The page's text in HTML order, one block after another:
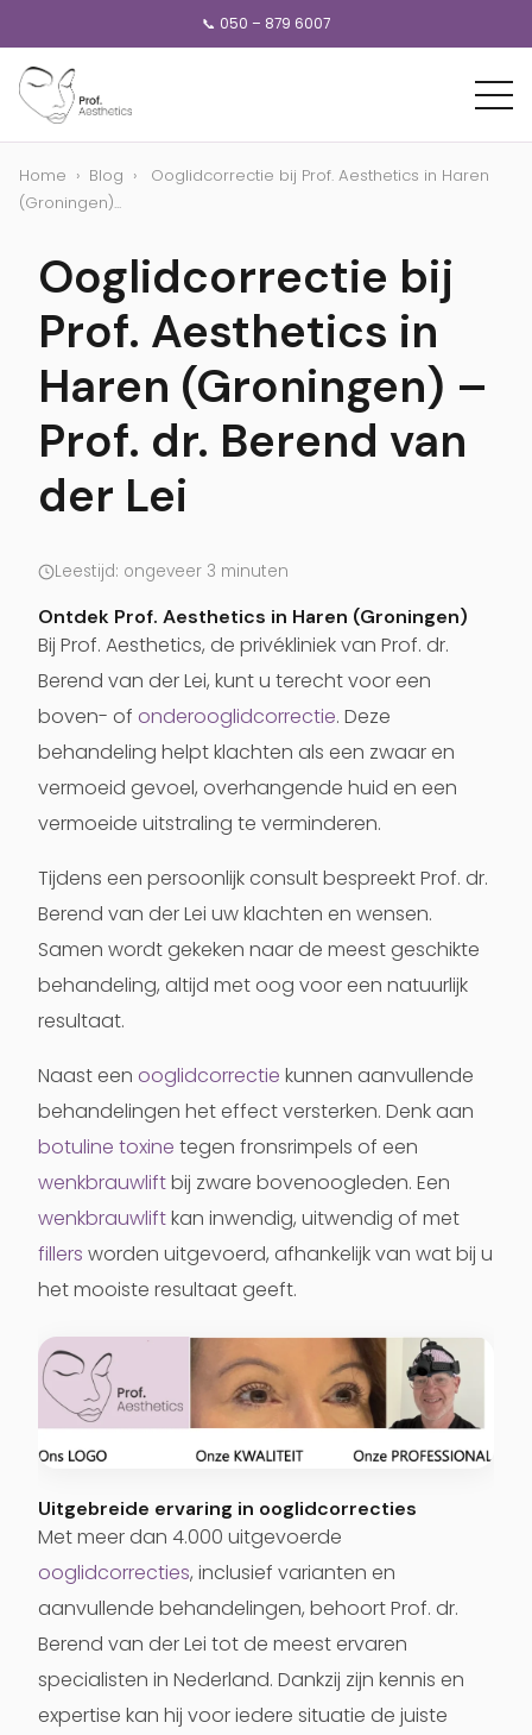
📞 050 – 879 6007
Home › Blog ›
Ooglidcorrectie bij Prof. Aesthetics in Haren
(Groningen)...
Ooglidcorrectie bij
Prof. Aesthetics in
Haren (Groningen) –
Prof. dr. Berend van
der Lei
Leestijd: ongeveer 3 minuten
Ontdek Prof. Aesthetics in Haren (Groningen)
Bij Prof. Aesthetics, de privékliniek van Prof. dr.
Berend van der Lei, kunt u terecht voor een
boven- of onderooglidcorrectie. Deze
behandeling helpt klachten als een zwaar en
vermoeid gevoel, overhangende huid en een
vermoeide uitstraling te verminderen.
Tijdens een persoonlijk consult bespreekt Prof. dr.
Berend van der Lei uw klachten en wensen.
Samen wordt gekeken naar de meest geschikte
behandeling, altijd met oog voor een natuurlijk
resultaat.
Naast een ooglidcorrectie kunnen aanvullende
behandelingen het effect versterken. Denk aan
botuline toxine tegen fronsrimpels of een
wenkbrauwliftbij zware bovenoogleden. Een
wenkbrauwliftkan inwendig, uitwendig of met
fillers worden uitgevoerd, afhankelijk van wat bij u
het mooiste resultaat geeft.
Uitgebreide ervaring in ooglidcorrecties
Met meer dan 4.000 uitgevoerde
ooglidcorrecties, inclusief varianten en
aanvullende behandelingen, behoort Prof. dr.
Berend van der Lei tot de meest ervaren
specialisten in Nederland. Dankzij zijn kennis en
expertise kan hij voor iedere situatie de juiste